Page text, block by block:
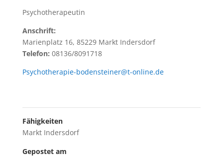
Psychotherapeutin
Anschrift:
Marienplatz 16, 85229 Markt Indersdorf
Telefon: 08136/8091718
Psychotherapie-bodensteiner@t-online.de
Fähigkeiten
Markt Indersdorf
Gepostet am